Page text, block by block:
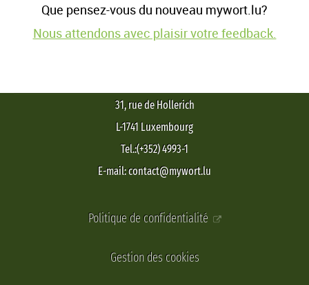
Que pensez-vous du nouveau mywort.lu?
Nous attendons avec plaisir votre feedback.
31, rue de Hollerich
L-1741 Luxembourg
Tel.:(+352) 4993-1
E-mail: contact@mywort.lu
Politique de confidentialité
Gestion des cookies